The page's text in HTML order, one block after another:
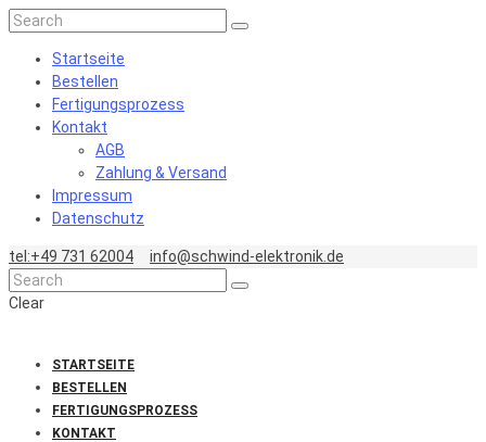
Startseite
Bestellen
Fertigungsprozess
Kontakt
AGB
Zahlung & Versand
Impressum
Datenschutz
tel:+49 731 62004 info@schwind-elektronik.de
Clear
STARTSEITE
BESTELLEN
FERTIGUNGSPROZESS
KONTAKT